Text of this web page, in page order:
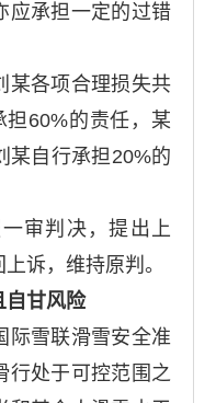
应承担一定的过错
各项合理损失共
60%的责任，某
某自行承担20%的
审判决，提出上
诉，维持原判。
自甘风险
雪联滑雪安全准
行处于可控范围之